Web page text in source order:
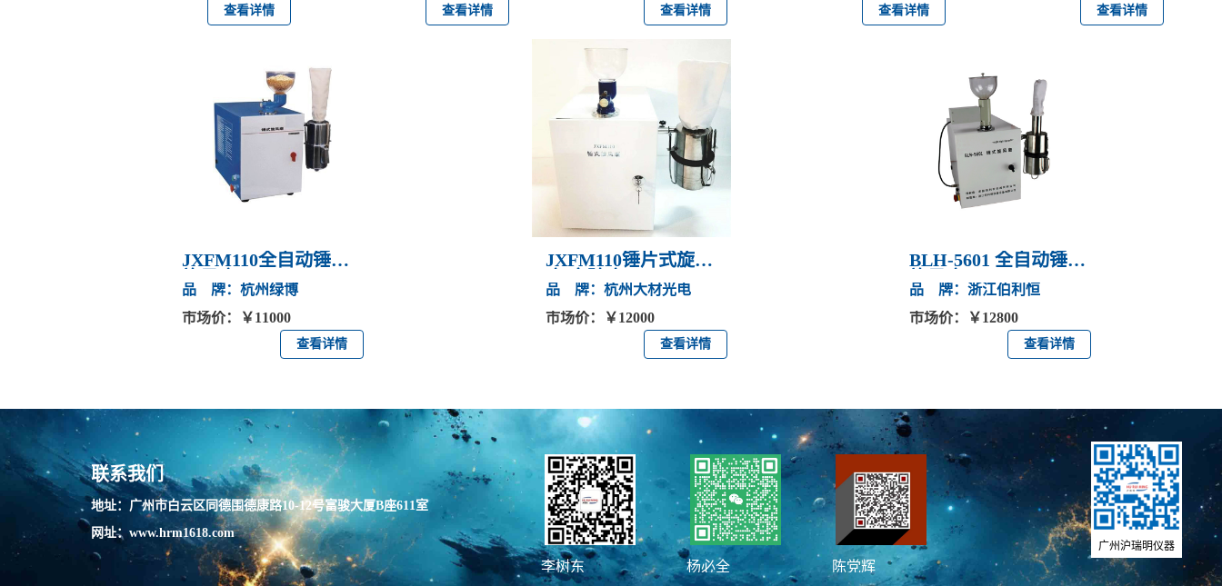
查看详情 查看详情 查看详情 查看详情 查看详情
JXFM110全自动锤式
旋风磨
品 牌：杭州绿博
市场价：￥11000
查看详情
JXFM110锤片式旋风
磨\实验磨
品 牌：杭州大材光电
市场价：￥12000
查看详情
BLH-5601 全自动锤式
旋风磨
品 牌：浙江伯利恒
市场价：￥12800
查看详情
联系我们
地址：广州市白云区同德围德康路10-12号富骏大厦B座611室
网址：www.hrm1618.com
李树东 杨必全 陈党辉
广州沪瑞明仪器